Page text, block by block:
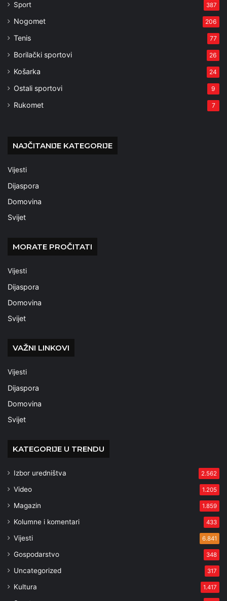
Sport 387
Nogomet 206
Tenis 77
Borilački sportovi 26
Košarka 24
Ostali sportovi 9
Rukomet 7
NAJČITANIJE KATEGORIJE
Vijesti
Dijaspora
Domovina
Svijet
MORATE PROČITATI
Vijesti
Dijaspora
Domovina
Svijet
VAŽNI LINKOVI
Vijesti
Dijaspora
Domovina
Svijet
KATEGORIJE U TRENDU
Izbor uredništva 2.562
Video 1.205
Magazin 1.859
Kolumne i komentari 433
Vijesti 6.841
Gospodarstvo 348
Uncategorized 317
Kultura 1.417